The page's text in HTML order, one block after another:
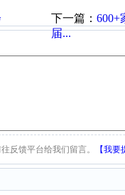
下一篇： 600+
届...
反馈平台给我们留言。 【我